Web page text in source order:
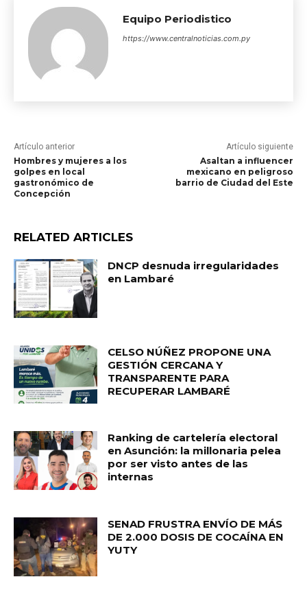
Equipo Periodistico
https://www.centralnoticias.com.py
Artículo anterior
Hombres y mujeres a los
golpes en local
gastronómico de
Concepción
Artículo siguiente
Asaltan a influencer
mexicano en peligroso
barrio de Ciudad del Este
RELATED ARTICLES
DNCP desnuda irregularidades
en Lambaré
CELSO NÚÑEZ PROPONE UNA
GESTIÓN CERCANA Y
TRANSPARENTE PARA
RECUPERAR LAMBARÉ
Ranking de cartelería electoral
en Asunción: la millonaria pelea
por ser visto antes de las
internas
SENAD FRUSTRA ENVÍO DE MÁS
DE 2.000 DOSIS DE COCAÍNA EN
YUTY